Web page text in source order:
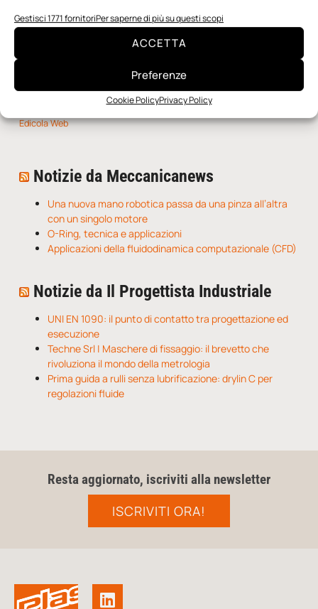
Gestisci 1771 fornitoriPer saperne di più su questi scopi
ACCETTA
Preferenze
Cookie PolicyPrivacy Policy
Edicola Web
Notizie da Meccanicanews
Una nuova mano robotica passa da una pinza all’altra
con un singolo motore
O-Ring, tecnica e applicazioni
Applicazioni della fluidodinamica computazionale (CFD)
Notizie da Il Progettista Industriale
UNI EN 1090: il punto di contatto tra progettazione ed
esecuzione
Techne Srl | Maschere di fissaggio: il brevetto che
rivoluziona il mondo della metrologia
Prima guida a rulli senza lubrificazione: drylin C per
regolazioni fluide
Resta aggiornato, iscriviti alla newsletter
ISCRIVITI ORA!